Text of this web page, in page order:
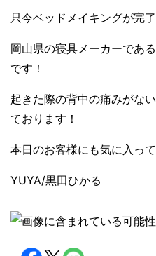
只今ベッドメイキングが完
岡山県の寝具メーカーであ
です！
起きた際の背中の痛みがな
ております！
本日のお客様にも気に入っ
YUYA/黒田ひかる